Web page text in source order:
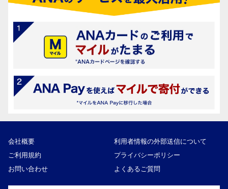
会社概要
利用者情報の外部送信について
ご利用規約
プライバシーポリシー
お問い合わせ
よくあるご質問